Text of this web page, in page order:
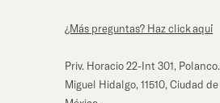
¿Más preguntas? Haz click aqu´í
Priv. Horacio 22-Int 301, Polanco.
Miguel Hidalgo, 11510, Ciudad de